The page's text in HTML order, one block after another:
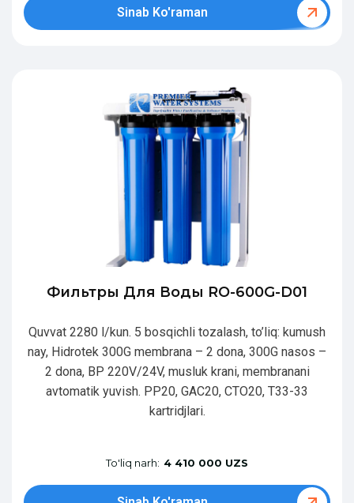
Sinab Ko'raman
Фильтры Для Воды RO-600G-D01
Quvvat 2280 l/kun. 5 bosqichli tozalash, to’liq: kumush
nay, Hidrotek 300G membrana – 2 dona, 300G nasos –
2 dona, BP 220V/24V, musluk krani, membranani
avtomatik yuvish. PP20, GAC20, CTO20, T33-33
kartridjlari.
To'liq narh: 4 410 000 UZS